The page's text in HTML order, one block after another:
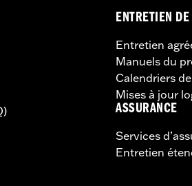
ENTRETIEN
Entretien
Manuels du
Calendriers
Mises à jour
ASSURANCE
Services
Entretien